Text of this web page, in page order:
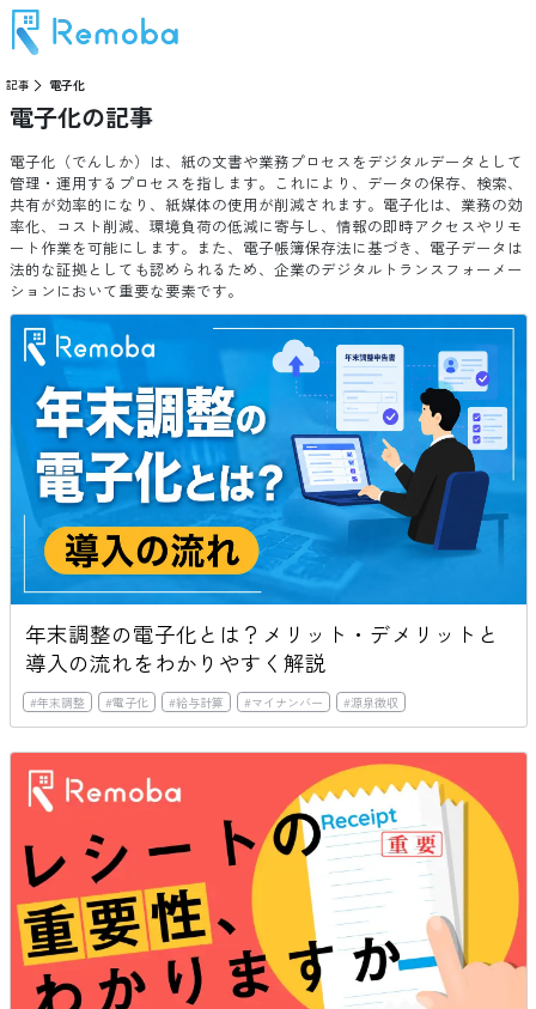
記事 電子化
電子化の記事
電子化（でんしか）は、紙の文書や業務プロセスをデジタルデータとして
管理・運用するプロセスを指します。これにより、データの保存、検索、
共有が効率的になり、紙媒体の使用が削減されます。電子化は、業務の効
率化、コスト削減、環境負荷の低減に寄与し、情報の即時アクセスやリモ
ート作業を可能にします。また、電子帳簿保存法に基づき、電子データは
法的な証拠としても認められるため、企業のデジタルトランスフォーメー
ションにおいて重要な要素です。
年末調整の電子化とは？メリット・デメリットと
導入の流れをわかりやすく解説
#年末調整 #電子化 #給与計算 #マイナンバー #源泉徴収